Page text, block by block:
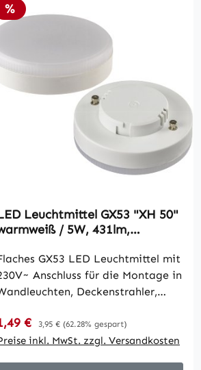
Rabatt
%
Leuchtmittel GX53 "XH 50"
/ 5W, 431lm,
GX53 LED Leuchtmittel mit
Anschluss für die Montage in
Deckenstrahler,
25mm ist ideal für
im Innen- und
€ Regulärer Preis:
3,95 € (62.28% gespart)
inkl. MwSt. zzgl. Versandkosten